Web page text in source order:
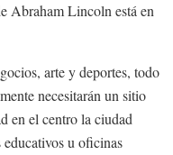
Abraham Lincoln está en
arte y deportes, todo
necesitarán un sitio
en el centro la ciudad
educativos u oficinas